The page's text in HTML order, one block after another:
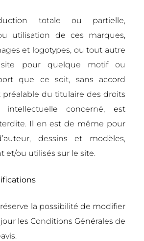
totale ou partielle,
utilisation de ces marques,
et logotypes, ou tout autre
pour quelque motif ou
que ce soit, sans accord
préalable du titulaire des droits
concerné, est
Il en est de même pour
dessins et modèles,
et/ou utilisés sur le site.
la possibilité de modifier
les Conditions Générales de